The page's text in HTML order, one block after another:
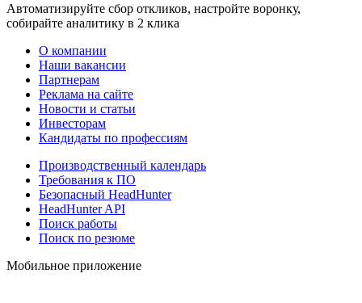
Автоматизируйте сбор откликов, настройте воронку,
собирайте аналитику в 2 клика
О компании
Наши вакансии
Партнерам
Реклама на сайте
Новости и статьи
Инвесторам
Кандидаты по профессиям
Производственный календарь
Требования к ПО
Безопасный HeadHunter
HeadHunter API
Поиск работы
Поиск по резюме
Мобильное приложение